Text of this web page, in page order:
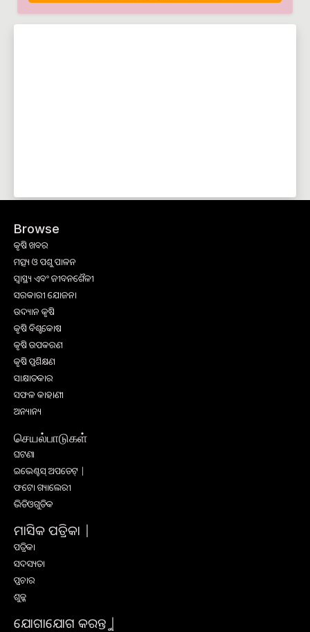
Browse
କୃଷି ଖବର
ମତ୍ସ୍ୟ ଓ ପଶୁ ପାଳନ
ସ୍ୱାସ୍ଥ୍ୟ ଏବଂ ଜୀବନଶୈଳୀ
ସରକାରୀ ଯୋଜନା
ଉଦ୍ୟାନ କୃଷି
କୃଷି ବିଶ୍ବକୋଷ
କୃଷି ଉପକରଣ
କୃଷି ପ୍ରଶିକ୍ଷଣ
ସାକ୍ଷାତକାର
ସଫଳ କାହାଣୀ
ଅନ୍ୟାନ୍ୟ
செயல்பாடுகள்
ଘଟଣା
ଇଭେଣ୍ଟସ୍ ଅପଡେଟ୍ |
ଫଟୋ ଗ୍ୟାଲେରୀ
ଭିଡିଓଗୁଡିକ
ମାସିକ ପତ୍ରିକା |
ପତ୍ରିକା
ସଦସ୍ୟତା
ପ୍ରଚାର
ଶୁଳ୍କ
ଯୋଗାଯୋଗ କରନ୍ତୁ |